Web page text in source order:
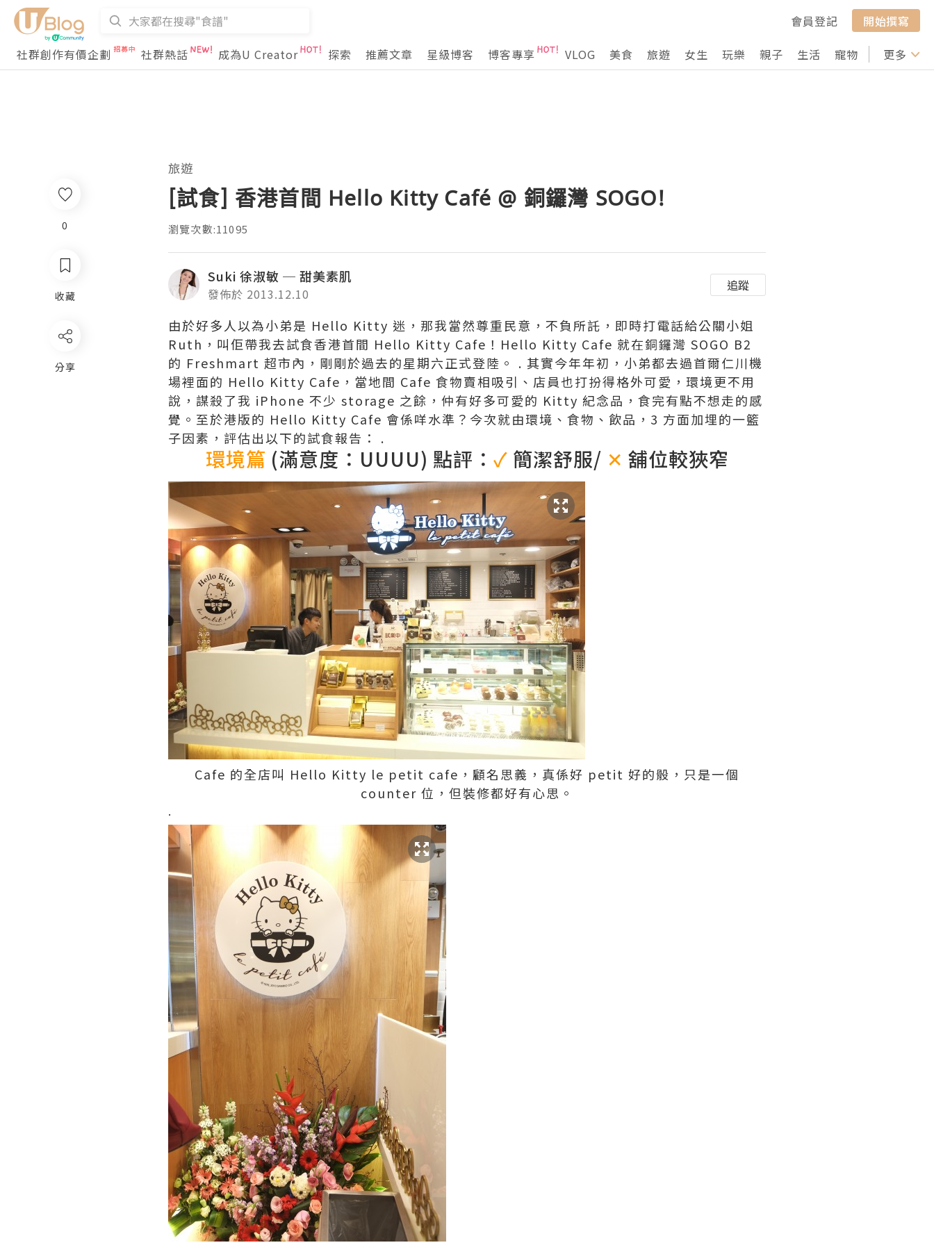
會員登記
開始撰寫
社群創作有價企劃
社群熱話 成為U Creator 探索 推薦文章 星級博客 博客專享 VLOG 美食 旅遊 女生 玩樂 親子 生活 寵物 行山 打卡
更多
0
收藏
分享
旅遊
[試食] 香港首間 Hello Kitty Café @ 銅鑼灣 SOGO!
瀏覽次數:11095
Suki 徐淑敏 ─ 甜美素肌
發佈於 2013.12.10
追蹤
由於好多人以為小弟是 Hello Kitty 迷，那我當然尊重民意，不負所託，即時打電話給公關小姐
Ruth，叫佢帶我去試食香港首間 Hello Kitty Cafe！Hello Kitty Cafe 就在銅鑼灣 SOGO B2
的 Freshmart 超市內，剛剛於過去的星期六正式登陸。 . 其實今年年初，小弟都去過首爾仁川機
場裡面的 Hello Kitty Cafe，當地間 Cafe 食物賣相吸引、店員也打扮得格外可愛，環境更不用
說，謀殺了我 iPhone 不少 storage 之餘，仲有好多可愛的 Kitty 紀念品，食完有點不想走的感
覺。至於港版的 Hello Kitty Cafe 會係咩水準？今次就由環境、食物、飲品，3 方面加埋的一籃
子因素，評估出以下的試食報告： .
環境篇 (滿意度：UUUU) 點評： ✓ 簡潔舒服/ ✕ 舖位較狹窄
Cafe 的全店叫 Hello Kitty le petit cafe，顧名思義，真係好 petit 好的骰，只是一個
counter 位，但裝修都好有心思。
.